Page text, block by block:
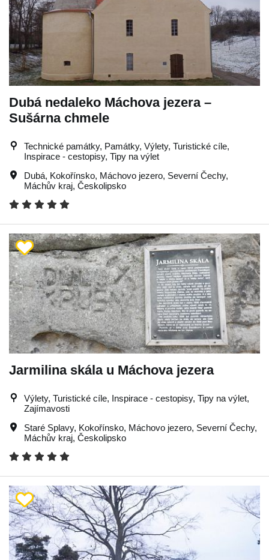
Dubá nedaleko Máchova jezera –
Sušárna chmele
Technické památky, Památky, Výlety, Turistické cíle,
Inspirace - cestopisy, Tipy na výlet
Dubá, Kokořínsko, Máchovo jezero, Severní Čechy,
Máchův kraj, Českolipsko
Jarmilina skála u Máchova jezera
Výlety, Turistické cíle, Inspirace - cestopisy, Tipy na výlet,
Zajímavosti
Staré Splavy, Kokořínsko, Máchovo jezero, Severní Čechy,
Máchův kraj, Českolipsko